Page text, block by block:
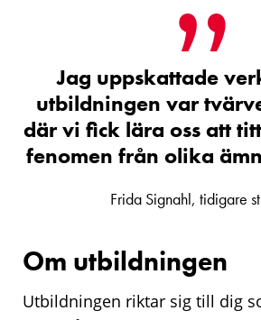
Jag uppskattade
utbildningen var
där vi fick lära oss att
fenomen från olika
Frida Signahl, tidigare
Om utbildningen
Utbildningen riktar sig till dig